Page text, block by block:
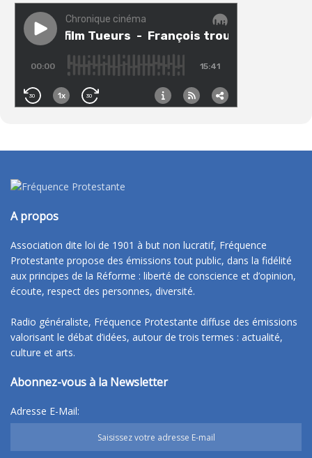
A propos
Association dite loi de 1901 à but non lucratif, Fréquence
Protestante propose des émissions tout public, dans la fidélité
aux principes de la Réforme : liberté de conscience et d’opinion,
écoute, respect des personnes, diversité.
Radio généraliste, Fréquence Protestante diffuse des émissions
valorisant le débat d’idées, autour de trois termes : actualité,
culture et arts.
Abonnez-vous à la Newsletter
Adresse E-Mail: